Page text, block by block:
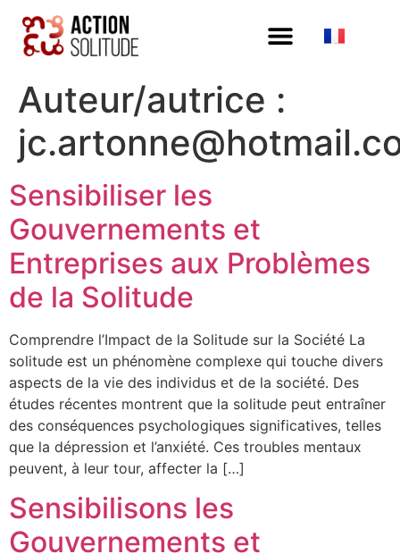
Auteur/autrice :
Sensibiliser les
Gouvernements et
Entreprises aux Problèmes
de la Solitude
Comprendre l’Impact de la Solitude sur la Société La
solitude est un phénomène complexe qui touche divers
aspects de la vie des individus et de la société. Des
études récentes montrent que la solitude peut entraîner
des conséquences psychologiques significatives, telles
que la dépression et l’anxiété. Ces troubles mentaux
peuvent, à leur tour, affecter la […]
Sensibilisons les
Gouvernements et